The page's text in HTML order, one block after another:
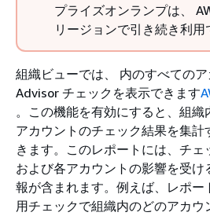
プライズオンランプは、
リージョンで引き続き利用
組織ビューでは、 内のすべての
Advisor チェックを表示できます
。この機能を有効にすると、組織
アカウントのチェック結果を集
きます。このレポートには、チェ
および各アカウントの影響を受
報が含まれます。例えば、レポー
用チェックで組織内のどのアカ